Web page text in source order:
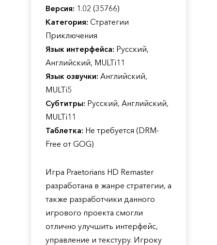
Версия: 1.02 (35766)
Категория: Стратегии
Приключения
Язык интерфейса: Русский,
Английский, MULTi11
Язык озвучки: Английский,
MULTi5
Субтитры: Русский, Английский,
MULTi11
Таблетка: Не требуется (DRM-
Free от GOG)
Игра Praetorians HD Remaster
разработана в жанре стратегии, а
также разработчики данного
игрового проекта смогли
отлично улучшить интерфейс,
управление и текстуру. Игроку